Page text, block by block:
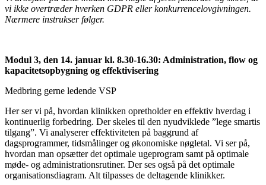
vi ikke overtræder hverken GDPR eller konkurrencelovgivningen.
Nærmere instrukser følger.
Modul 3, den 14. januar kl. 8.30-16.30: Administration, flow og
kapacitetsopbygning og effektivisering
Medbring gerne ledende VSP
Her ser vi på, hvordan klinikken opretholder en effektiv hverdag i
kontinuerlig forbedring. Der skeles til den nyudviklede ”lege smartis
tilgang”. Vi analyserer effektiviteten på baggrund af
dagsprogrammer, tidsmålinger og økonomiske nøgletal. Vi ser på,
hvordan man opsætter det optimale ugeprogram samt på optimale
møde- og administrationsrutiner. Der ses også på det optimale
organisationsdiagram. Alt tilpasses de deltagende klinikker.